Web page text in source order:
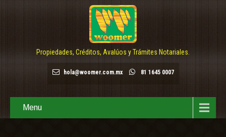
Propiedades, Créditos, Avalúos y Trámites Notariales.
hola@woomer.com.mx 81 1645 0007
Menu